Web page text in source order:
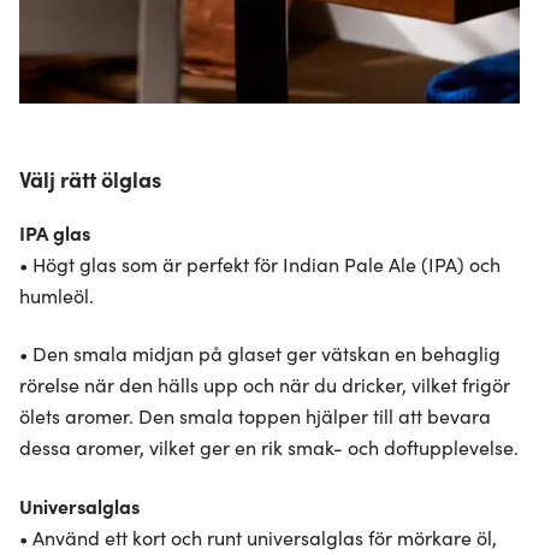
Välj rätt ölglas
IPA glas
• Högt glas som är perfekt för Indian Pale Ale (IPA) och
humleöl.
• Den smala midjan på glaset ger vätskan en behaglig
rörelse när den hälls upp och när du dricker, vilket frigör
ölets aromer. Den smala toppen hjälper till att bevara
dessa aromer, vilket ger en rik smak- och doftupplevelse.
Universalglas
• Använd ett kort och runt universalglas för mörkare öl,